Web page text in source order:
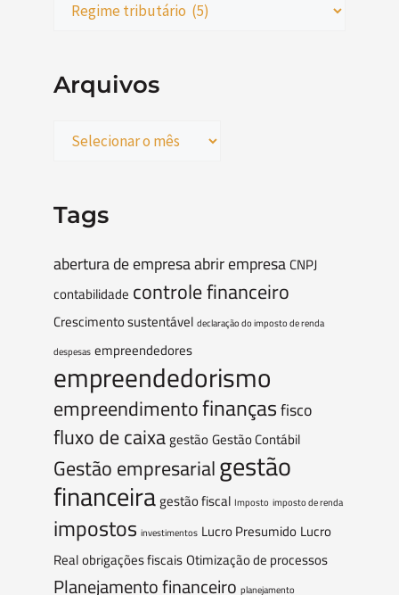
Arquivos
Tags
abertura de empresaabrir empresaCNPJ
contabilidade controle financeiro
Crescimento sustentável declaração do imposto de renda
despesas empreendedores
empreendedorismo
empreendimentofinançasfisco
fluxo de caixagestãoGestão Contábil
Gestão empresarialgestão
financeiragestão fiscal Imposto imposto de renda
impostos investimentos Lucro PresumidoLucro
Realobrigações fiscaisOtimização de processos
Planejamento financeiro planejamento